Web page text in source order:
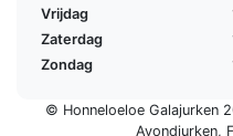
Vrijdag
Zaterdag
Zondag
© Honneloeloe Galajurken
Avondjurken,